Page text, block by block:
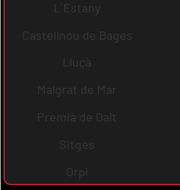
L´Estany
Castellnou de Bages
Lluçà
Malgrat de Mar
Premià de Dalt
Sitges
Orpí